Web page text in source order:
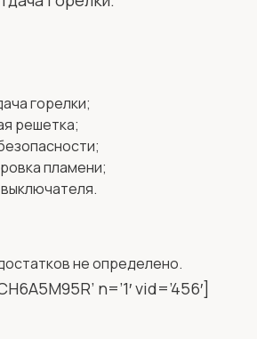
горелки;
решетка;
пламени;
не определено.
n=’1′ vid=’456′]